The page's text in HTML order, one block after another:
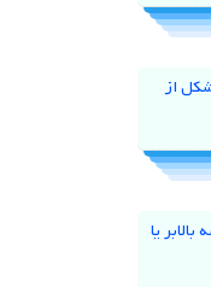
خاموش کردن با کولر در ۲۰۶؛ مشکل از
یا